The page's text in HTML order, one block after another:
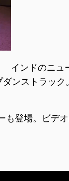
インドのニュ
ンストラック
登場。ビデ